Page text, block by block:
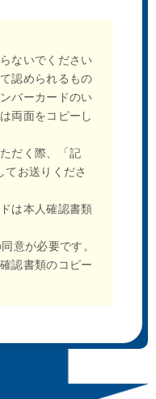
ないでください
認められるもの
バーカードのい
両面をコピーし
だく際、「記
てお送りくださ
は本人確認書類
意が必要です。
認書類のコピー